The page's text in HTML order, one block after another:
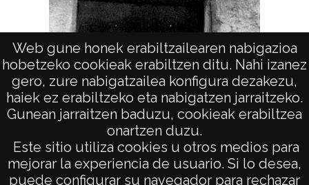
Web gune honek erabiltzailearen nabigazioa
hobetzeko cookieak erabiltzen ditu. Nahi izanez
gero, zure nabigatzailea konfigura dezakezu,
haiek ez erabiltzeko eta nabigatzen jarraitzeko.
Gunean jarraitzen baduzu, cookieak erabiltzea
onartzen duzu.
Este sitio utiliza cookies u otros medios para
mejorar la experiencia de usuario. Si lo desea,
puede configurar su navegador para rechazar
Escudo de la casa nº 3 del barrio de
Solaguren (AGUIÑIGA)
AVISO LEGAL
POLÍTICA DE PRIVACIDAD
ACCESIBILIDAD